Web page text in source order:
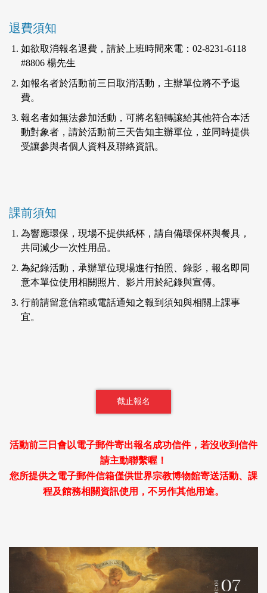
退費須知
如欲取消報名退費，請於上班時間來電：02-8231-6118
#8806 楊先生
如報名者於活動前三日取消活動，主辦單位將不予退
費。
報名者如無法參加活動，可將名額轉讓給其他符合本活
動對象者，請於活動前三天告知主辦單位，並同時提供
受讓參與者個人資料及聯絡資訊。
課前須知
為響應環保，現場不提供紙杯，請自備環保杯與餐具，
共同減少一次性用品。
為紀錄活動，承辦單位現場進行拍照、錄影，報名即同
意本單位使用相關照片、影片用於紀錄與宣傳。
行前請留意信箱或電話通知之報到須知與相關上課事
宜。
截止報名
活動前三日會以電子郵件寄出報名成功信件，若沒收到信件
請主動聯繫喔！
您所提供之電子郵件信箱僅供世界宗教博物館寄送活動、課
程及館務相關資訊使用，不另作其他用途。